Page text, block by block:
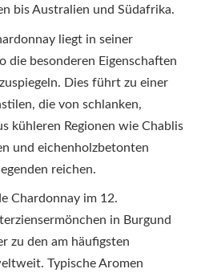
bis Australien und Südafrika.
liegt in seiner
die besonderen Eigenschaften
Dies führt zu einer
die von schlanken,
kühleren Regionen wie Chablis
und eichenholzbetonten
reichen.
Chardonnay im 12.
in Burgund
zu den am häufigsten
Typische Aromen